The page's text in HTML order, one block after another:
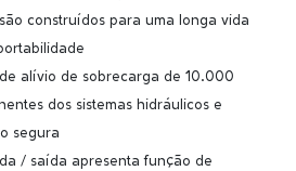
construídos para uma longa vida
alívio de sobrecarga de 10.000
dos sistemas hidráulicos e
segura
/ saída apresenta função de